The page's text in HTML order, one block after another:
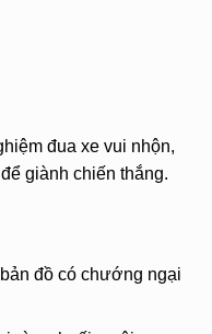
đua xe vui nhộn,
giành chiến thắng.
đồ có chướng ngại